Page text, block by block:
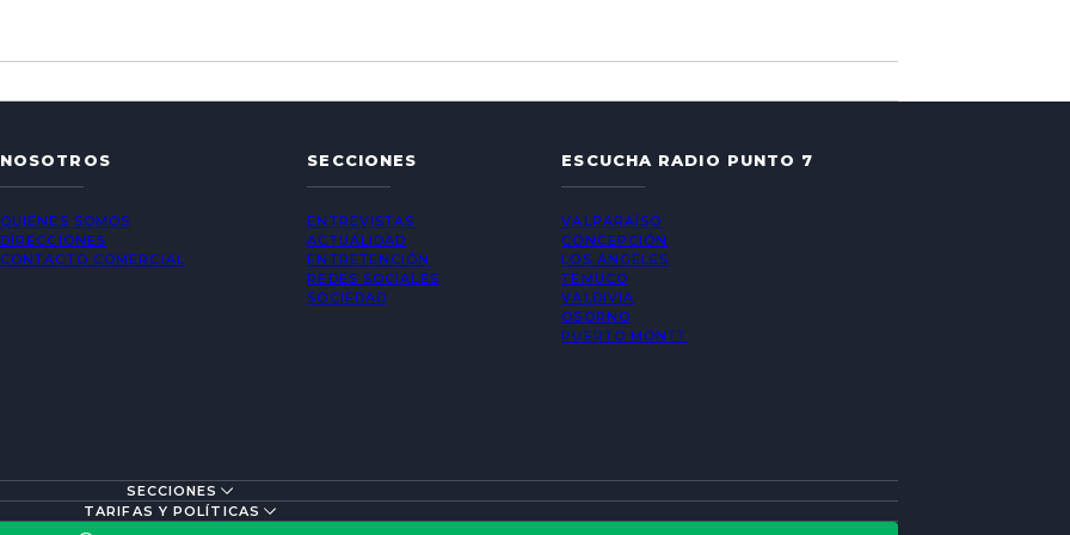
NOSOTROS
QUIÉNES SOMOS
DIRECCIONES
CONTACTO COMERCIAL
SECCIONES
ENTREVISTAS
ACTUALIDAD
ENTRETENCIÓN
REDES SOCIALES
SOCIEDAD
ESCUCHA RADIO PUNTO 7
VALPARAÍSO
CONCEPCIÓN
LOS ÁNGELES
TEMUCO
VALDIVIA
OSORNO
PUERTO MONTT
SECCIONES
TARIFAS Y POLÍTICAS